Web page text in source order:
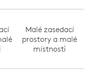
Malé zasedací
prostory a malé
místnosti